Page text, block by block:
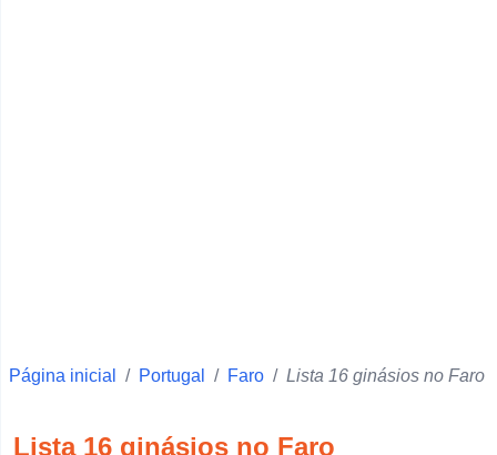
Beja
Setúbal
Página inicial / Portugal / Faro / Lista 16 ginásios no Faro
Lista 16 ginásios no Faro